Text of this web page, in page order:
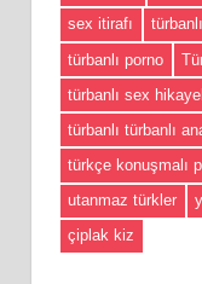
sex itirafı
türbanlı porno
türbanlı sex
türbanlı türbanlı
türkçe konuşmalı
utanmaz türkler
çiplak kiz